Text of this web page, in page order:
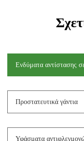
Ενδύματα αντίστασης
Προστατευτικά γάντια
Υφάσματα